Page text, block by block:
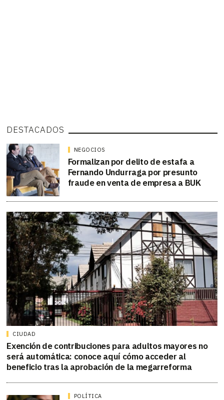
DESTACADOS
NEGOCIOS
Formalizan por delito de estafa a
Fernando Undurraga por presunto
fraude en venta de empresa a BUK
CIUDAD
Exención de contribuciones para adultos mayores no
será automática: conoce aquí cómo acceder al
beneficio tras la aprobación de la megarreforma
POLÍTICA